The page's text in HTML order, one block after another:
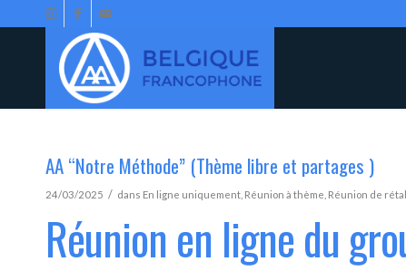
AA “Notre Méthode” (Thème libre et partages )
24/03/2025 / dans En ligne uniquement Réunion à thème Réunion de
Réunion en ligne du